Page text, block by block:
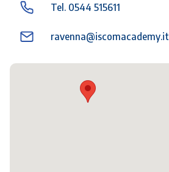
Tel. 0544 515611
ravenna@iscomacademy.it